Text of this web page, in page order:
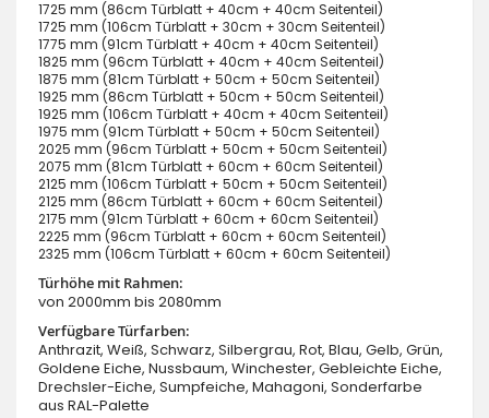
1725 mm (86cm Türblatt + 40cm + 40cm Seitenteil)
1725 mm (106cm Türblatt + 30cm + 30cm Seitenteil)
1775 mm (91cm Türblatt + 40cm + 40cm Seitenteil)
1825 mm (96cm Türblatt + 40cm + 40cm Seitenteil)
1875 mm (81cm Türblatt + 50cm + 50cm Seitenteil)
1925 mm (86cm Türblatt + 50cm + 50cm Seitenteil)
1925 mm (106cm Türblatt + 40cm + 40cm Seitenteil)
1975 mm (91cm Türblatt + 50cm + 50cm Seitenteil)
2025 mm (96cm Türblatt + 50cm + 50cm Seitenteil)
2075 mm (81cm Türblatt + 60cm + 60cm Seitenteil)
2125 mm (106cm Türblatt + 50cm + 50cm Seitenteil)
2125 mm (86cm Türblatt + 60cm + 60cm Seitenteil)
2175 mm (91cm Türblatt + 60cm + 60cm Seitenteil)
2225 mm (96cm Türblatt + 60cm + 60cm Seitenteil)
2325 mm (106cm Türblatt + 60cm + 60cm Seitenteil)
Türhöhe mit Rahmen:
von 2000mm bis 2080mm
Verfügbare Türfarben:
Anthrazit, Weiß, Schwarz, Silbergrau, Rot, Blau, Gelb, Grün,
Goldene Eiche, Nussbaum, Winchester, Gebleichte Eiche,
Drechsler-Eiche, Sumpfeiche, Mahagoni, Sonderfarbe
aus RAL-Palette